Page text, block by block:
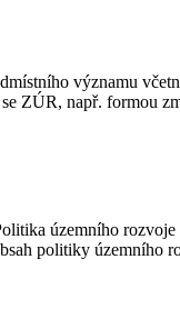
významu
ZÚR, např. formou
územního
politiky územního